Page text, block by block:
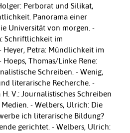
Perborat und Silikat,
Panorama einer
Universität von morgen. -
Schriftlichkeit im
Petra: Mündlichkeit im
Thomas/Linke Rene:
Schreiben. - Wenig,
literarische Recherche. -
V.: Journalistisches Schreiben
- Welbers, Ulrich: Die
ich literarische Bildung?
gerichtet. - Welbers, Ulrich: